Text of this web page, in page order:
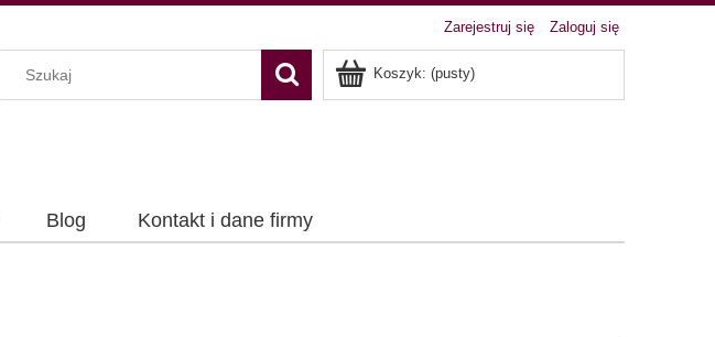
Zarejestruj się Zaloguj się
Koszyk: (pusty)
Blog Kontakt i dane firmy